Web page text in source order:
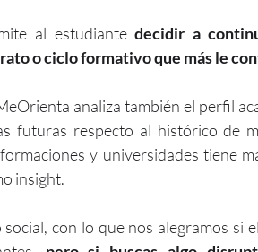
al estudiante decidir a
o ciclo formativo que más le
analiza también el perfil
futuras respecto al histórico de
y universidades tiene
insight.
con lo que nos alegramos si